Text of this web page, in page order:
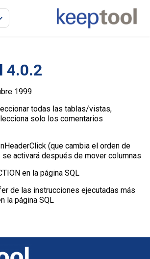
4.0.2
1999
todas las tablas/vistas,
solo los comentarios
(que cambia el orden de
activará después de mover columnas
en la página SQL
de las instrucciones ejecutadas más
la página SQL